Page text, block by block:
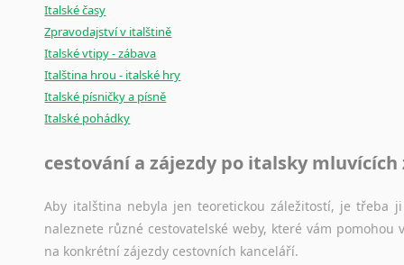
Italské časy
Zpravodajství v italštině
Italské vtipy - zábava
Italština hrou - italské hry
Italské písničky a písně
Italské pohádky
cestování a zájezdy po italsky mluvících
Aby italština nebyla jen teoretickou záležitostí, je třeba
naleznete různé cestovatelské weby, které vám
na konkrétní zájezdy cestovních kanceláří.